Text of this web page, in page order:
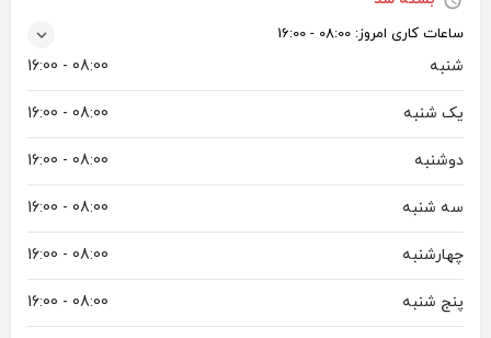
ساعات کاری امروز: 08:00 - 16:00
شنبه 08:00 - 16:00
یک شنبه 08:00 - 16:00
دوشنبه 08:00 - 16:00
سه شنبه 08:00 - 16:00
چهارشنبه 08:00 - 16:00
پنج شنبه 08:00 - 16:00